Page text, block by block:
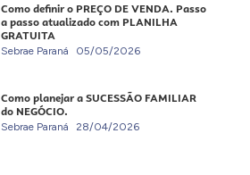
Como definir o PREÇO DE VENDA. Passo
a passo atualizado com PLANILHA
GRATUITA
Sebrae Paraná 05/05/2026
Como planejar a SUCESSÃO FAMILIAR
do NEGÓCIO.
Sebrae Paraná 28/04/2026